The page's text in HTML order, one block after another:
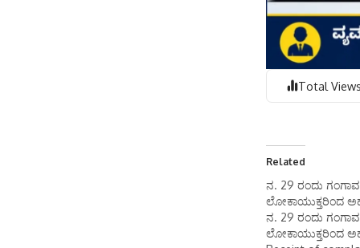
Total
Related
ನ. 29 ರಂದು
ಲೋಕಾಯುಕ್ತರಿಂದ
ನ. 29 ರಂದು
ಲೋಕಾಯುಕ್ತರಿಂದ